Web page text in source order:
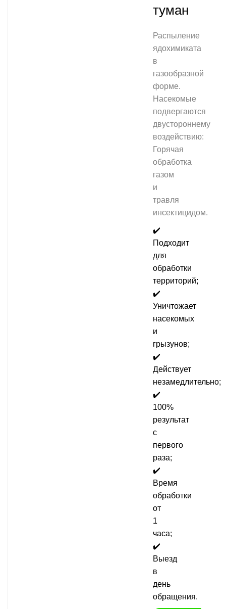
туман
Распыление
ядохимиката
в
газообразной
форме.
Насекомые
подвергаются
двустороннему
воздействию:
Горячая
обработка
газом
и
травля
инсектицидом.
✔️
Подходит
для
обработки
территорий;
✔️
Уничтожает
насекомых
и
грызунов;
✔️
Действует
незамедлительно;
✔️
100%
результат
с
первого
раза;
✔️
Время
обработки
от
1
часа;
✔️
Выезд
в
день
обращения.